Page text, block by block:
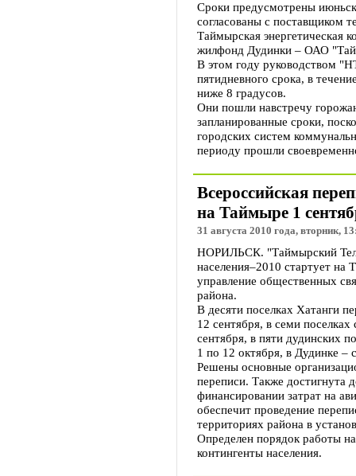
Сроки предусмотрены
согласованы с поставщиком
Таймырская энергетическая
жилфонд Дудинки – ОАО
В этом году руководством
пятидневного срока, в
ниже 8 градусов.
Они пошли навстречу
запланированные сроки,
городских систем
периоду прошли
Всероссийская
на Таймыре 1
31 августа 2010 года, вторник,
НОРИЛЬСК. "Таймырский
населения–2010 стартует на
управление общественных
района.
В десяти поселках Хатанги
12 сентября, в семи поселках
сентября, в пяти дудинских
1 по 12 октября, в Дудинке –
Решены основные
переписи. Также достигнута
финансировании затрат на
обеспечит проведение
территориях района в
Определен порядок работы
контингенты населения.